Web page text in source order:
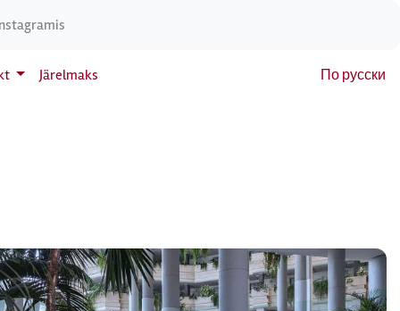
Järelmaks По русски